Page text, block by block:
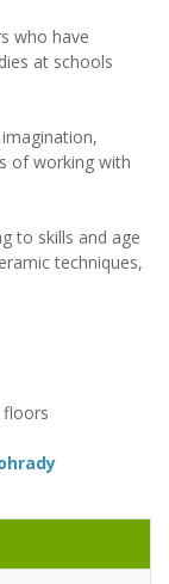
who have
at schools
of working with
to skills and age
techniques,
floors